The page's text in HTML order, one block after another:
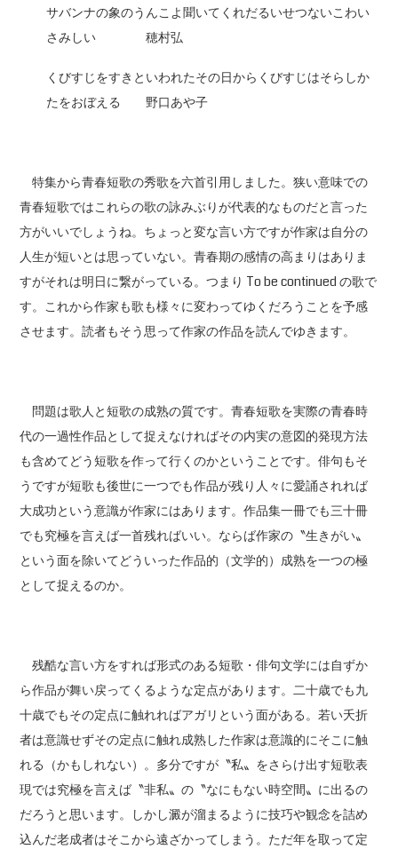
サバンナの象のうんこよ聞いてくれだるいせつないこわい
さみしい 穂村弘
くびすじをすきといわれたその日からくびすじはそらしか
たをおぼえる 野口あや子
特集から青春短歌の秀歌を六首引用しました。狭い意味での
青春短歌ではこれらの歌の詠みぶりが代表的なものだと言った
方がいいでしょうね。ちょっと変な言い方ですが作家は自分の
人生が短いとは思っていない。青春期の感情の高まりはありま
すがそれは明日に繋がっている。つまり To be continued の歌で
す。これから作家も歌も様々に変わってゆくだろうことを予感
させます。読者もそう思って作家の作品を読んでゆきます。
問題は歌人と短歌の成熟の質です。青春短歌を実際の青春時
代の一過性作品として捉えなければその内実の意図的発現方法
も含めてどう短歌を作って行くのかということです。俳句もそ
うですが短歌も後世に一つでも作品が残り人々に愛誦されれば
大成功という意識が作家にはあります。作品集一冊でも三十冊
でも究極を言えば一首残ればいい。ならば作家の〝生きがい〟
という面を除いてどういった作品的（文学的）成熟を一つの極
として捉えるのか。
残酷な言い方をすれば形式のある短歌・俳句文学には自ずか
ら作品が舞い戻ってくるような定点があります。二十歳でも九
十歳でもその定点に触れればアガリという面がある。若い夭折
者は意識せずその定点に触れ成熟した作家は意識的にそこに触
れる（かもしれない）。多分ですが〝私〟をさらけ出す短歌表
現では究極を言えば〝非私〟の〝なにもない時空間〟に出るの
だろうと思います。しかし澱が溜まるように技巧や観念を詰め
込んだ老成者はそこから遠ざかってしまう。ただ年を取って定